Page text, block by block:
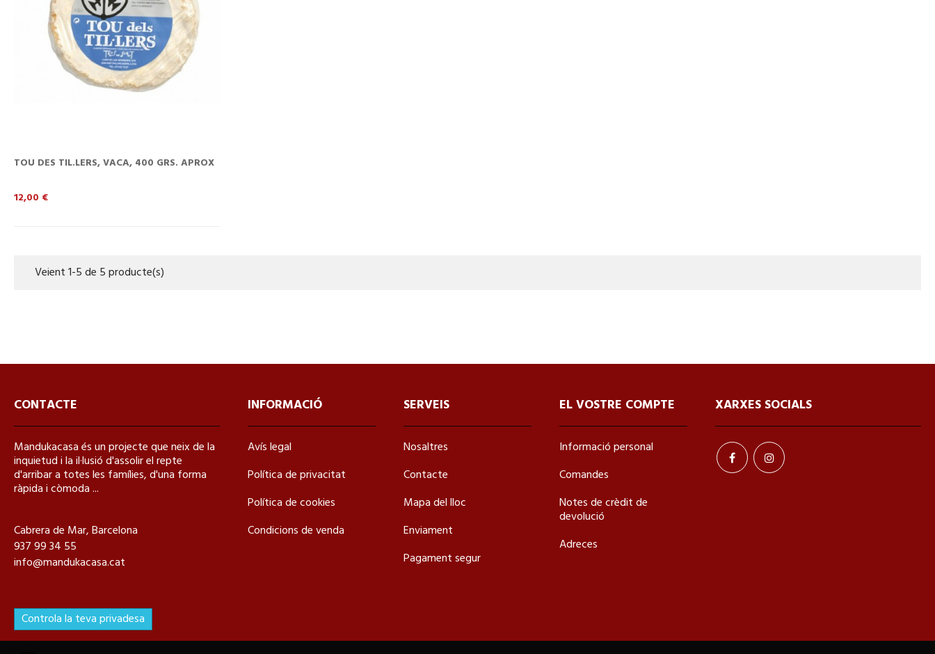
CISTELLA
TOU DES TIL.LERS, VACA, 400 GRS. APROX
Preu
12,00 €
Veient 1-5 de 5 producte(s)
CONTACTE
Mandukacasa és un projecte que neix de la
inquietud i la il·lusió d'assolir el repte
d'arribar a totes les famílies, d'una forma
ràpida i còmoda ...
Cabrera de Mar, Barcelona
937 99 34 55
info@mandukacasa.cat
INFORMACIÓ
Avís legal
Política de privacitat
Política de cookies
Condicions de venda
SERVEIS
Nosaltres
Contacte
Mapa del lloc
Enviament
Pagament segur
EL VOSTRE COMPTE
Informació personal
Comandes
Notes de crèdit de
devolució
Adreces
XARXES SOCIALS
Controla la teva privadesa